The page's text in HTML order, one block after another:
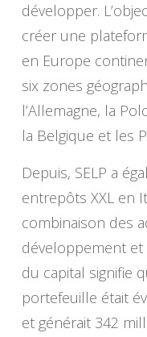
développer.
créer une
en Europe
six zones
l’Allemagne, la
la Belgique et les
Depuis, SELP a
entrepôts XXL en
combinaison des
développement et
du capital signifie
portefeuille était
et générait 342